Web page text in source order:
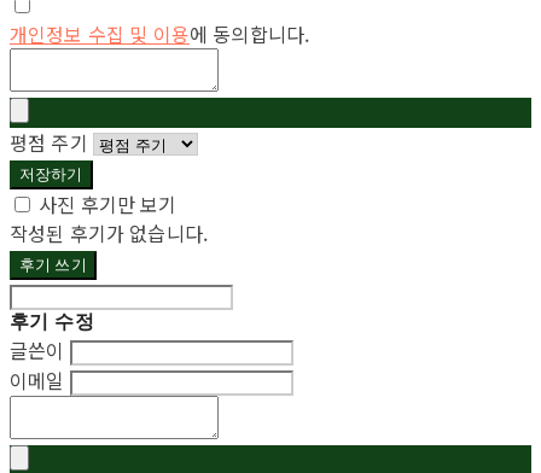
개인정보 수집 및 이용에 동의합니다.
평점 주기
저장하기
사진 후기만 보기
작성된 후기가 없습니다.
후기 쓰기
후기 수정
글쓴이
이메일